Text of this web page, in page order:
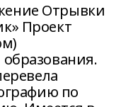
Отрывки
Проект
по